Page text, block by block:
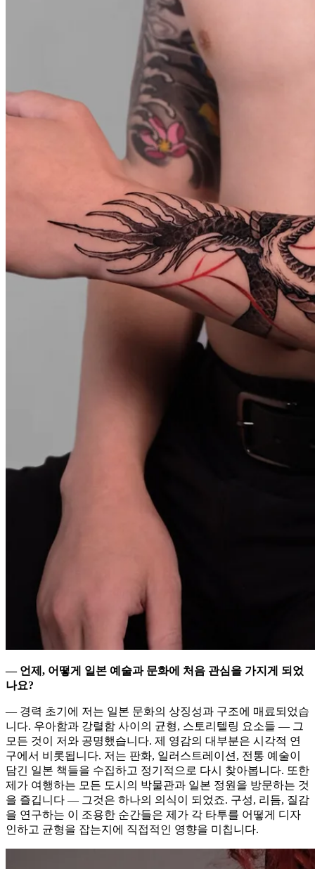
— 언제, 어떻게 일본 예술과 문화에 처음 관심을 가지게 되었
나요?
— 경력 초기에 저는 일본 문화의 상징성과 구조에 매료되었습
니다. 우아함과 강렬함 사이의 균형, 스토리텔링 요소들 — 그
모든 것이 저와 공명했습니다. 제 영감의 대부분은 시각적 연
구에서 비롯됩니다. 저는 판화, 일러스트레이션, 전통 예술이
담긴 일본 책들을 수집하고 정기적으로 다시 찾아봅니다. 또한
제가 여행하는 모든 도시의 박물관과 일본 정원을 방문하는 것
을 즐깁니다 — 그것은 하나의 의식이 되었죠. 구성, 리듬, 질감
을 연구하는 이 조용한 순간들은 제가 각 타투를 어떻게 디자
인하고 균형을 잡는지에 직접적인 영향을 미칩니다.